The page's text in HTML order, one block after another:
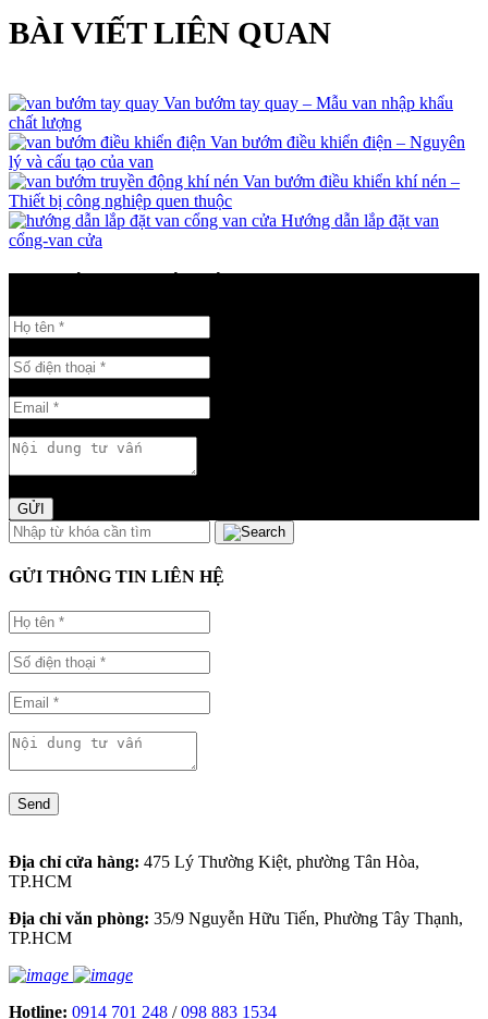
BÀI VIẾT LIÊN QUAN
Van bướm tay quay – Mẫu van nhập khẩu
chất lượng
Van bướm điều khiển điện – Nguyên
lý và cấu tạo của van
Van bướm điều khiển khí nén –
Thiết bị công nghiệp quen thuộc
Hướng dẫn lắp đặt van
cổng-van cửa
GỬI
GỬI THÔNG TIN LIÊN HỆ
Send
Địa chỉ cửa hàng: 475 Lý Thường Kiệt, phường Tân Hòa,
TP.HCM
Địa chỉ văn phòng: 35/9 Nguyễn Hữu Tiến, Phường Tây Thạnh,
TP.HCM
Hotline: 0914 701 248 /098 883 1534